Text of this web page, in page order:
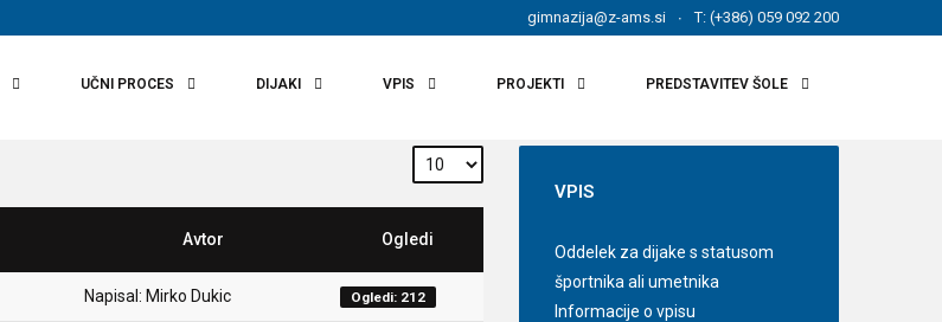
gimnazija@z-ams.si T: (+386) 059 092 200
UČNI PROCES DIJAKI VPIS PROJEKTI PREDSTAVITEV ŠOLE
Avtor Ogledi
Napisal: Mirko Dukic Ogledi: 212
VPIS
Oddelek za dijake s statusom
športnika ali umetnika
Informacije o vpisu